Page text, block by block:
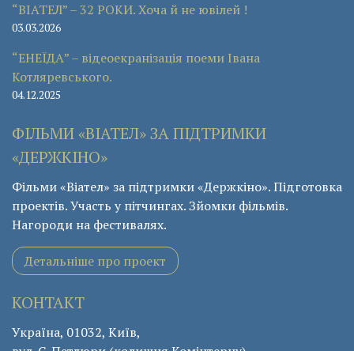
“ВІАТЕЛ” – 32 РОКИ. Хоча й не ювілей !
03.03.2026
“ЕНЕЇДА” – відеоекранізація поеми Івана
Котляревського.
04.12.2025
ФІЛЬМИ «ВІАТЕЛ» ЗА ПІДТРИМКИ
«ДЕРЖКІНО»
Фільми «Віател» за підтримки «Держкіно». Підготовка
проектів. Участь у пітчингах. Зйомки фільмів.
Нагороди на фестивалях.
Детальніше про проект
КОНТАКТ
Україна, 01032, Київ,